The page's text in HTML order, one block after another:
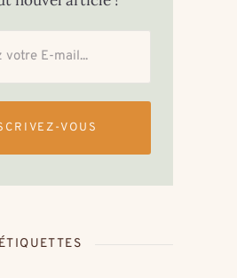
VOUS
ÉTIQUETTES